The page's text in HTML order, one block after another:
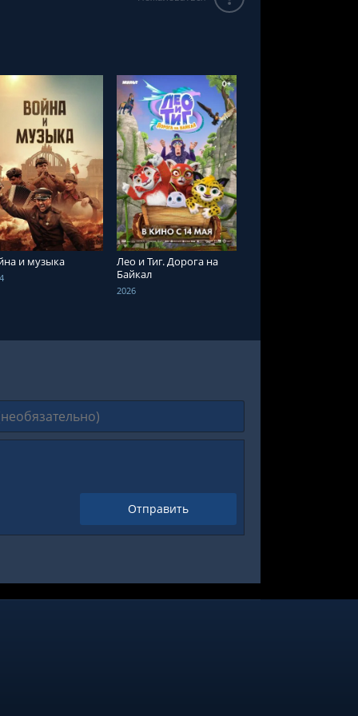
СМОТРЕТЬ ОНЛАЙН
и музыка
СМОТРЕТЬ ОНЛАЙН
Лео и Тиг. Дорога на
Байкал
2026
Отправить